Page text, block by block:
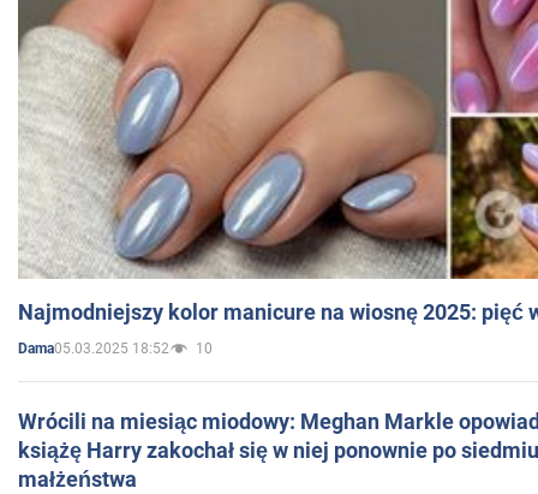
Najmodniejszy kolor manicure na wiosnę 2025: pięć
Dama05.03.2025 18:52 10
Wrócili na miesiąc miodowy: Meghan Markle
książę Harry zakochał się w niej ponownie po
małżeństwa